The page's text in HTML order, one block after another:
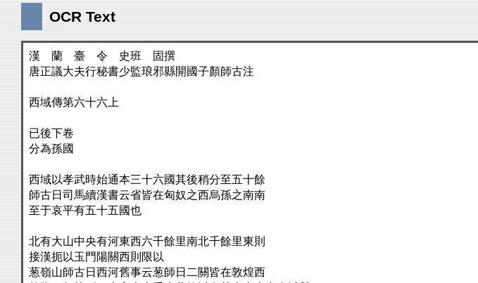
OCR Text
漢 蘭 臺 令 史班 固撰
唐正議大夫行秘書少監琅邪縣開國子顏師古注
西域傳第六十六上
已後下卷
分為孫國
西域以孝武時始通本三十六國其後稍分至五十餘
師古日司馬續漢書云省皆在匈奴之西烏孫之南南
至于哀平有五十五國也
北有大山中央有河東西六千餘里南北千餘里東則
接漢扼以玉門陽關西則限以
葱嶺山師古日西河舊事云葱師日二關皆在敦煌西